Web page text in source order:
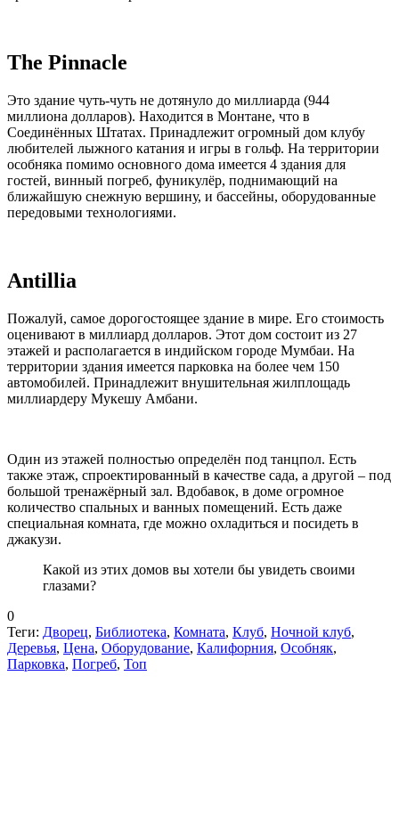
The Pinnacle
Это здание чуть-чуть не дотянуло до миллиарда (944
миллиона долларов). Находится в Монтане, что в
Соединённых Штатах. Принадлежит огромный дом клубу
любителей лыжного катания и игры в гольф. На территории
особняка помимо основного дома имеется 4 здания для
гостей, винный погреб, фуникулёр, поднимающий на
ближайшую снежную вершину, и бассейны, оборудованные
передовыми технологиями.
Antillia
Пожалуй, самое дорогостоящее здание в мире. Его стоимость
оценивают в миллиард долларов. Этот дом состоит из 27
этажей и располагается в индийском городе Мумбаи. На
территории здания имеется парковка на более чем 150
автомобилей. Принадлежит внушительная жилплощадь
миллиардеру Мукешу Амбани.
Один из этажей полностью определён под танцпол. Есть
также этаж, спроектированный в качестве сада, а другой – под
большой тренажёрный зал. Вдобавок, в доме огромное
количество спальных и ванных помещений. Есть даже
специальная комната, где можно охладиться и посидеть в
джакузи.
Какой из этих домов вы хотели бы увидеть своими
глазами?
0
Теги: Дворец, Библиотека, Комната, Клуб, Ночной клуб,
Деревья, Цена, Оборудование, Калифорния, Особняк,
Парковка, Погреб, Топ